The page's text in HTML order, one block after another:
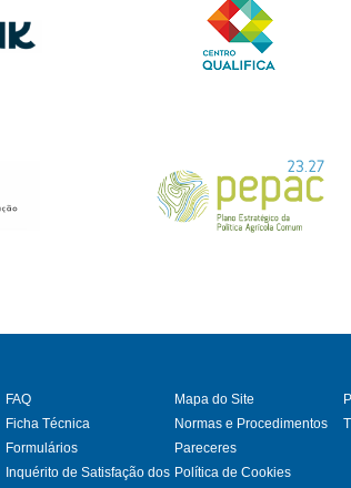
FAQ
Ficha Técnica
Formulários
Inquérito de Satisfação dos
Mapa do Site
Normas e Procedimentos
Pareceres
Política de Cookies